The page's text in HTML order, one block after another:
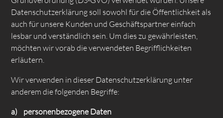
Datenschutzerklärung soll sowohl für die Öffentlichkeit als
auch für unsere Kunden und Geschäftspartner einfach
lesbar und verständlich sein. Um dies zu gewährleisten,
möchten wir vorab die verwendeten Begrifflichkeiten
erläutern.
Wir verwenden in dieser Datenschutzerklärung unter
anderem die folgenden Begriffe:
a) personenbezogene Daten